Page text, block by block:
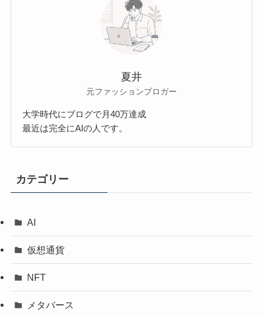
夏井
元ファッションブロガー
大学時代にブログで月40万達成
最近は完全にAIの人です。
カテゴリー
AI
仮想通貨
NFT
メタバース